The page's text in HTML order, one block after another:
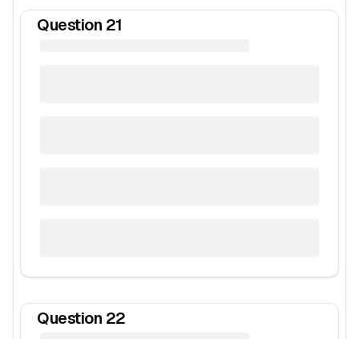
Question 21
Question 22